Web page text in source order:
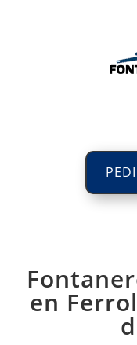
en